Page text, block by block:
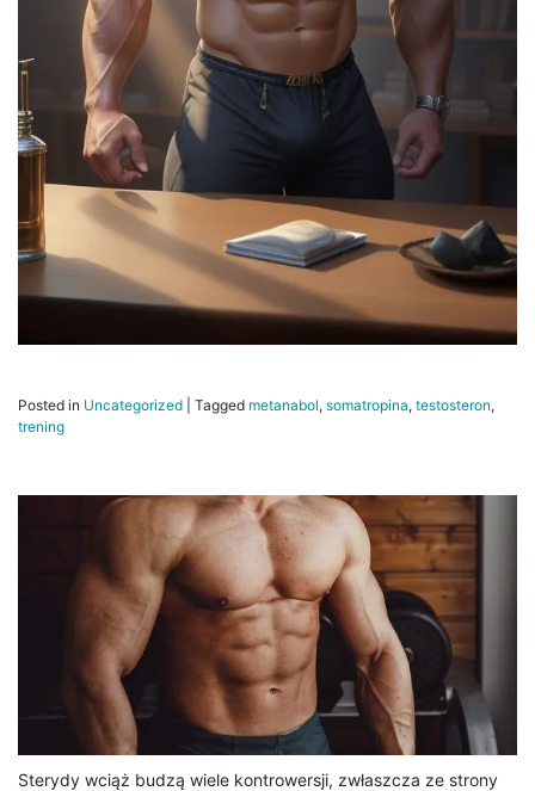
Posted in Uncategorized Tagged metanabol, somatropina, testosteron,
trening
Sterydy wciąż budzą wiele kontrowersji, zwłaszcza ze strony